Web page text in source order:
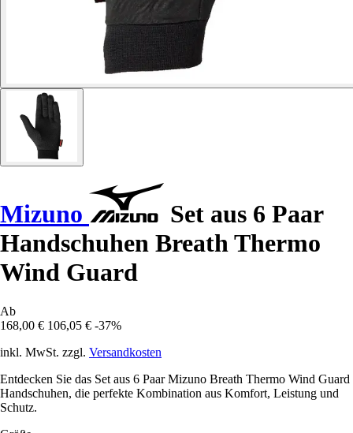
Mizuno
Set aus 6 Paar
Handschuhen Breath Thermo
Wind Guard
Ab
168,00 € 106,05 € -37%
inkl. MwSt. zzgl. Versandkosten
Entdecken Sie das Set aus 6 Paar Mizuno Breath Thermo Wind Guard
Handschuhen, die perfekte Kombination aus Komfort, Leistung und
Schutz.